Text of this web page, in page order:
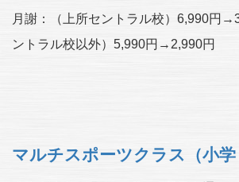
月謝：（上所セントラル校）6,990円
ントラル校以外）5,990円→2,990円
マルチスポーツクラス（小学